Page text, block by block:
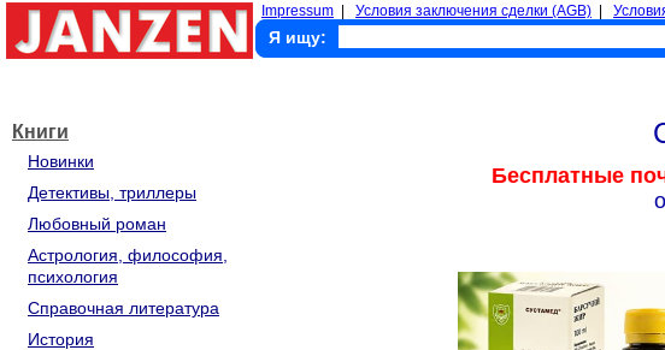
Impressum Условия заключения сделки (AGB)
Я ищу:
Книги
Новинки
Детективы, триллеры
Любовный роман
Астрология, философия,
психология
Справочная литература
История
Бесплатные